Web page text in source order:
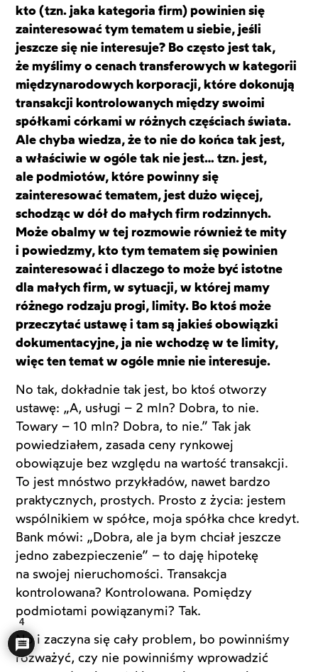
kto (tzn. jaka kategoria firm) powinien się
zainteresować tym tematem u siebie, jeśli
jeszcze się nie interesuje? Bo często jest tak,
że myślimy o cenach transferowych w kategorii
międzynarodowych korporacji, które dokonują
transakcji kontrolowanych między swoimi
spółkami córkami w różnych częściach świata.
Ale chyba wiedza, że to nie do końca tak jest,
a właściwie w ogóle tak nie jest… tzn. jest,
ale podmiotów, które powinny się
zainteresować tematem, jest dużo więcej,
schodząc w dół do małych firm rodzinnych.
Może obalmy w tej rozmowie również te mity
i powiedzmy, kto tym tematem się powinien
zainteresować i dlaczego to może być istotne
dla małych firm, w sytuacji, w której mamy
różnego rodzaju progi, limity. Bo ktoś może
przeczytać ustawę i tam są jakieś obowiązki
dokumentacyjne, ja nie wchodzę w te limity,
więc ten temat w ogóle mnie nie interesuje.
No tak, dokładnie tak jest, bo ktoś otworzy
ustawę: „A, usługi – 2 mln? Dobra, to nie.
Towary – 10 mln? Dobra, to nie.” Tak jak
powiedziałem, zasada ceny rynkowej
obowiązuje bez względu na wartość transakcji.
To jest mnóstwo przykładów, nawet bardzo
praktycznych, prostych. Prosto z życia: jestem
wspólnikiem w spółce, moja spółka chce kredyt.
Bank mówi: „Dobra, ale ja bym chciał jeszcze
jedno zabezpieczenie” – to daję hipotekę
na swojej nieruchomości. Transakcja
kontrolowana? Kontrolowana. Pomiędzy
podmiotami powiązanymi? Tak.
No i zaczyna się cały problem, bo powinniśmy
rozważyć, czy nie powinniśmy wprowadzić
4